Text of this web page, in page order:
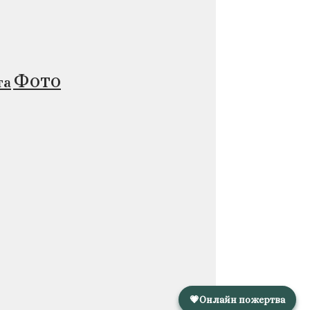
💗Онлайн пожертва
Фото